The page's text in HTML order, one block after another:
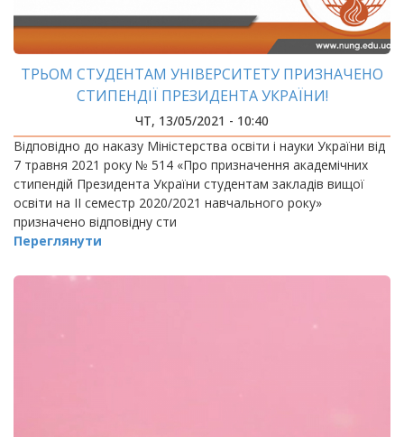
ТРЬОМ СТУДЕНТАМ УНІВЕРСИТЕТУ ПРИЗНАЧЕНО
СТИПЕНДІЇ ПРЕЗИДЕНТА УКРАЇНИ!
ЧТ, 13/05/2021 - 10:40
Відповідно до наказу Міністерства освіти і науки України від
7 травня 2021 року № 514 «Про призначення академічних
стипендій Президента України студентам закладів вищої
освіти на ІІ семестр 2020/2021 навчального року»
призначено відповідну сти
Переглянути